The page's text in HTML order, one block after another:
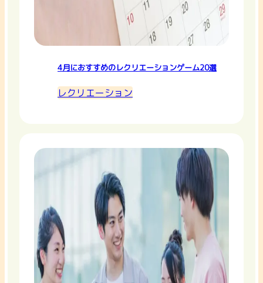
4月におすすめのレクリエーションゲーム20選
レクリエーション